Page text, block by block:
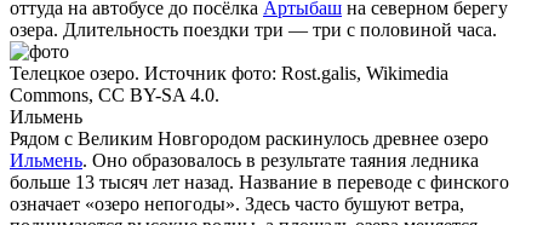
оттуда на автобусе до посёлка Артыбаш на северном берегу
озера. Длительность поездки три — три с половиной часа.
Телецкое озеро. Источник фото: Rost.galis, Wikimedia
Commons, CC BY-SA 4.0.
Ильмень
Рядом с Великим Новгородом раскинулось древнее озеро
Ильмень. Оно образовалось в результате таяния ледника
больше 13 тысяч лет назад. Название в переводе с финского
означает «озеро непогоды». Здесь часто бушуют ветра,